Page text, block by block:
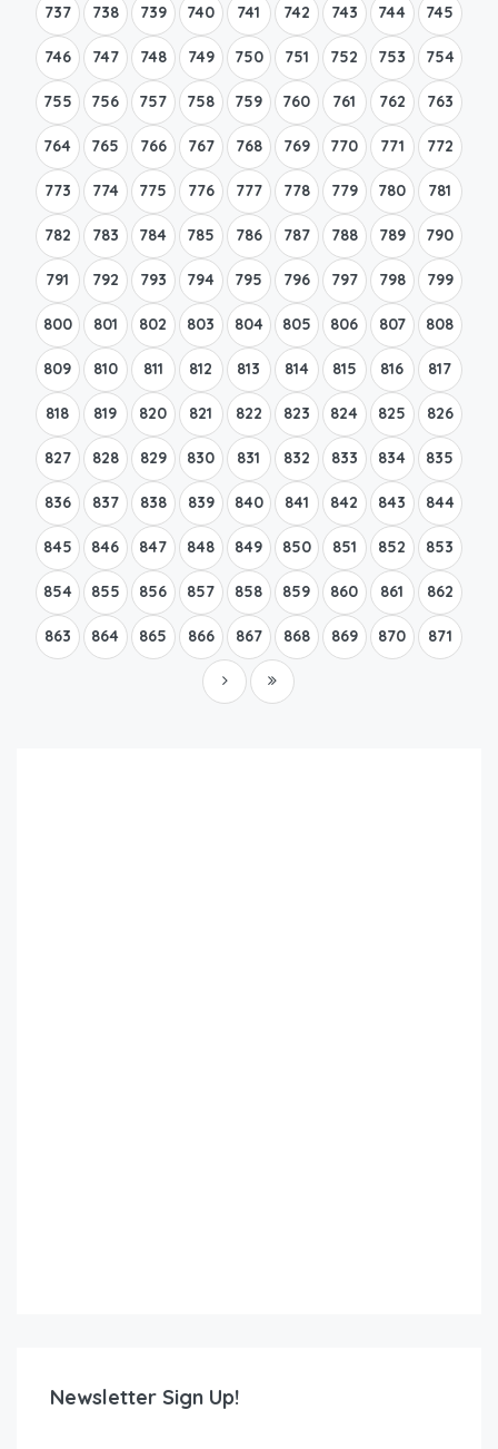
737 738 739 740 741 742 743 744 745
746 747 748 749 750 751 752 753 754
755 756 757 758 759 760 761 762 763
764 765 766 767 768 769 770 771 772
773 774 775 776 777 778 779 780 781
782 783 784 785 786 787 788 789 790
791 792 793 794 795 796 797 798 799
800 801 802 803 804 805 806 807 808
809 810 811 812 813 814 815 816 817
818 819 820 821 822 823 824 825 826
827 828 829 830 831 832 833 834 835
836 837 838 839 840 841 842 843 844
845 846 847 848 849 850 851 852 853
854 855 856 857 858 859 860 861 862
863 864 865 866 867 868 869 870 871
Newsletter Sign Up!